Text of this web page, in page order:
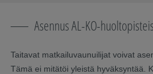
Asennus AL-KO-
Taitavat matkailuvaunuilijat voivat
Tämä ei mitätöi yleistä hyväksyntää.